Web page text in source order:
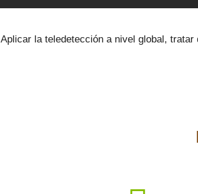
Aplicar la teledetección a nivel global,